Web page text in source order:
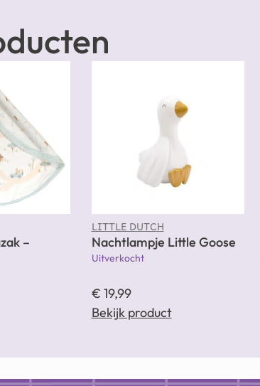
–
LITTLE DUTCH
Nachtlampje Little Goose
Uitverkocht
€ 19,99
Bekijk product